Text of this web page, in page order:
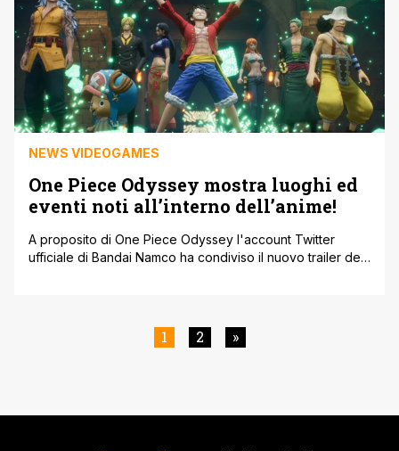
NEWS VIDEOGAMES
One Piece Odyssey mostra luoghi ed
eventi noti all’interno dell’anime!
A proposito di One Piece Odyssey l'account Twitter
ufficiale di Bandai Namco ha condiviso il nuovo trailer del
ciurma infatti si ritroveranno sì catapultati in una storia
1 2 »